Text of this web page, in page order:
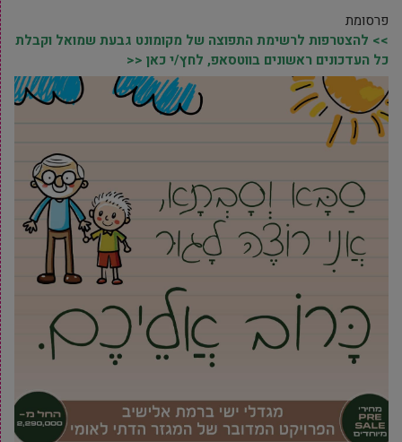
פרסומת
>> להצטרפות לרשימת התפוצה של מקומונט גבעת שמואל וקבלת
כל העדכונים ראשונים בווטסאפ, לחץ/י כאן <<